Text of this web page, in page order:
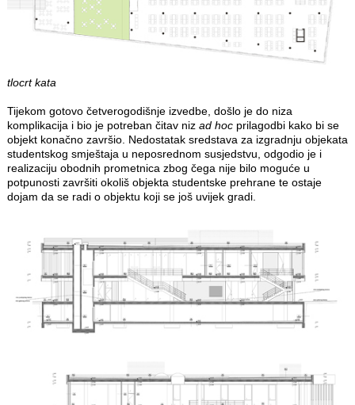
tlocrt kata
Tijekom gotovo četverogodišnje izvedbe, došlo je do niza
komplikacija i bio je potreban čitav niz ad hoc prilagodbi kako bi se
objekt konačno završio. Nedostatak sredstava za izgradnju objekata
studentskog smještaja u neposrednom susjedstvu, odgodio je i
realizaciju obodnih prometnica zbog čega nije bilo moguće u
potpunosti završiti okoliš objekta studentske prehrane te ostaje
dojam da se radi o objektu koji se još uvijek gradi.